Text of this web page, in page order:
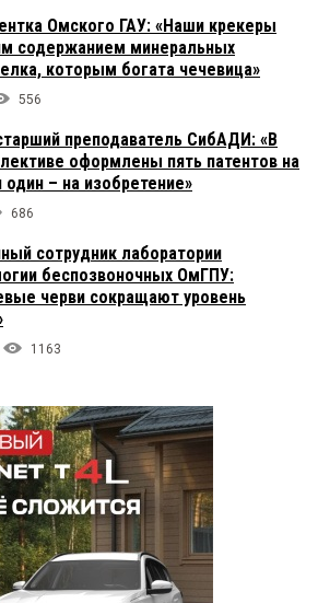
Омского ГАУ: «Наши крекеры
содержанием минеральных
которым богата чечевица»
556
преподаватель СибАДИ: «В
оформлены пять патентов на
– на изобретение»
686
сотрудник лаборатории
беспозвоночных ОмГПУ:
черви сокращают уровень
1163